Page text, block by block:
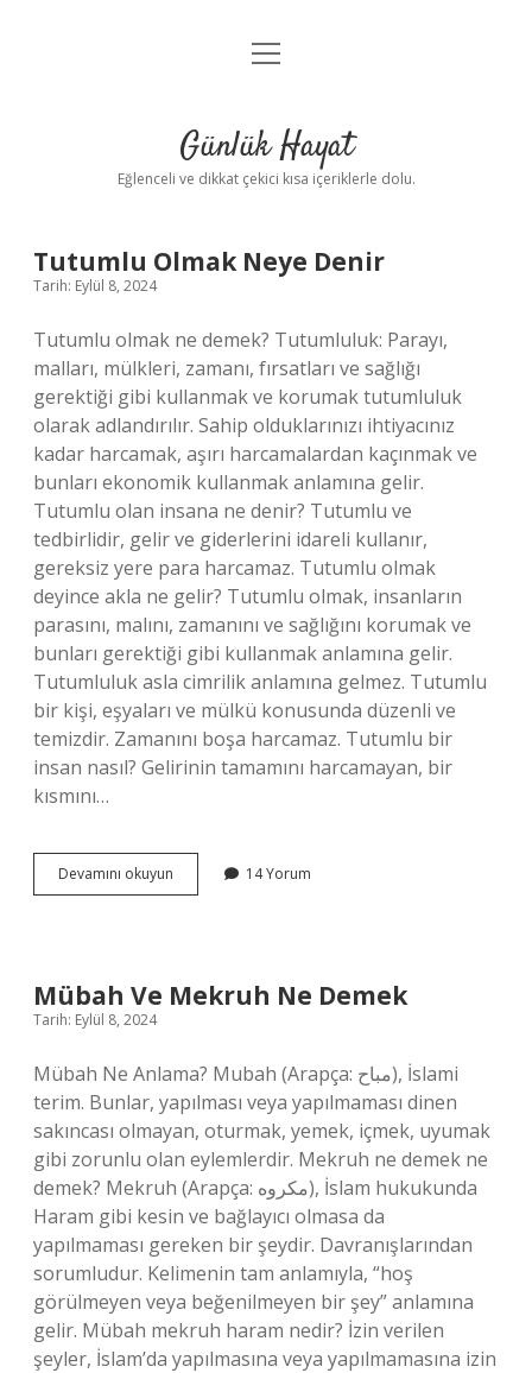
Anasayfa
Yasal Uyarı
menüyü
Günlük Hayat
Eğlenceli ve dikkat çekici kısa içeriklerle dolu.
Günlük
Hayat
Yazılar
Tutumlu Olmak Neye Denir
Tarih: Eylül 8, 2024
Tutumlu olmak ne demek? Tutumluluk: Parayı,
malları, mülkleri, zamanı, fırsatları ve sağlığı
gerektiği gibi kullanmak ve korumak tutumluluk
olarak adlandırılır. Sahip olduklarınızı ihtiyacınız
kadar harcamak, aşırı harcamalardan kaçınmak ve
bunları ekonomik kullanmak anlamına gelir.
Tutumlu olan insana ne denir? Tutumlu ve
tedbirlidir, gelir ve giderlerini idareli kullanır,
gereksiz yere para harcamaz. Tutumlu olmak
deyince akla ne gelir? Tutumlu olmak, insanların
parasını, malını, zamanını ve sağlığını korumak ve
bunları gerektiği gibi kullanmak anlamına gelir.
Tutumluluk asla cimrilik anlamına gelmez. Tutumlu
bir kişi, eşyaları ve mülkü konusunda düzenli ve
temizdir. Zamanını boşa harcamaz. Tutumlu bir
insan nasıl? Gelirinin tamamını harcamayan, bir
kısmını…
Devamını okuyun Tutumlu
Olmak
14 Yorum
Mübah Ve Mekruh Ne Demek
Tarih: Eylül 8, 2024
Mübah Ne Anlama? Mubah (Arapça: مباح), İslami
terim. Bunlar, yapılması veya yapılmaması dinen
sakıncası olmayan, oturmak, yemek, içmek, uyumak
gibi zorunlu olan eylemlerdir. Mekruh ne demek ne
demek? Mekruh (Arapça: مكروه), İslam hukukunda
Haram gibi kesin ve bağlayıcı olmasa da
yapılmaması gereken bir şeydir. Davranışlarından
sorumludur. Kelimenin tam anlamıyla, “hoş
görülmeyen veya beğenilmeyen bir şey” anlamına
gelir. Mübah mekruh haram nedir? İzin verilen
şeyler, İslam’da yapılmasına veya yapılmamasına izin